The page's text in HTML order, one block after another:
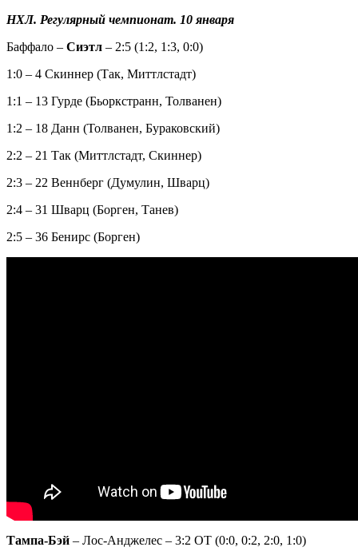
НХЛ. Регулярный чемпионат. 10 января
Баффало – Сиэтл – 2:5 (1:2, 1:3, 0:0)
1:0 – 4 Скиннер (Так, Миттлстадт)
1:1 – 13 Гурде (Бьоркстранн, Толванен)
1:2 – 18 Данн (Толванен, Бураковский)
2:2 – 21 Так (Миттлстадт, Скиннер)
2:3 – 22 Веннберг (Думулин, Шварц)
2:4 – 31 Шварц (Борген, Танев)
2:5 – 36 Бенирс (Борген)
Тампа-Бэй – Лос-Анджелес – 3:2 ОТ (0:0, 0:2, 2:0, 1:0)